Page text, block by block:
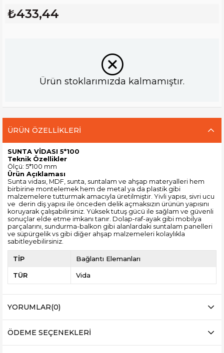
₺433,44
Ürün stoklarımızda kalmamıştır.
ÜRÜN ÖZELLIKLERI
SUNTA VİDASI 5*100
Teknik Özellikler
Ölçü: 5*100 mm
Ürün Açıklaması
Sunta vidası, MDF, sunta, suntalam ve ahşap materyalleri hem
birbirine montelemek hem de metal ya da plastik gibi
malzemelere tutturmak amacıyla üretilmiştir. Yivli yapısı, sivri ucu
ve derin diş yapısı ile önceden delik açmaksızın ürünün yapısını
koruyarak çalışabilirsiniz. Yüksek tutuş gücü ile sağlam ve güvenli
sonuçlar elde etme imkanı tanır. Dolap-raf-ayak gibi mobilya
parçalarını, sundurma-balkon gibi alanlardaki suntalam panelleri
ve süpürgelik vs gibi diğer ahşap malzemeleri kolaylıkla
sabitleyebilirsiniz.
TİP Bağlantı Elemanları
TÜR Vida
YORUMLAR(0)
ÖDEME SEÇENEKLERI